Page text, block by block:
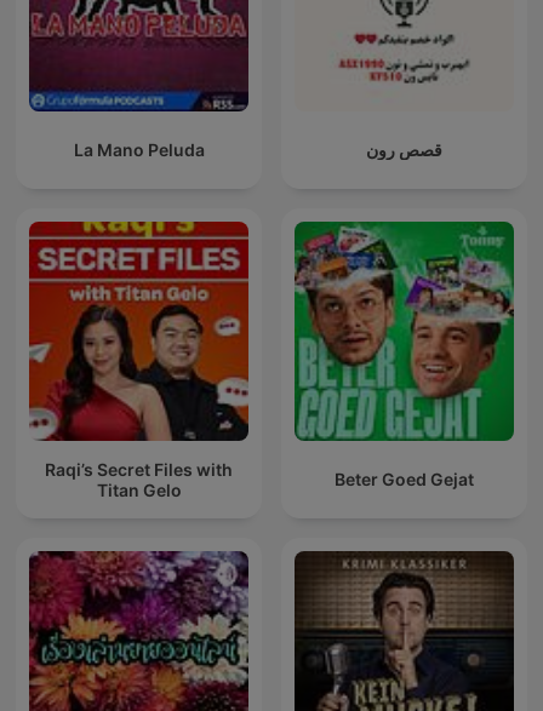
La Mano Peluda قصص رون
Raqi’s Secret Files with
Titan Gelo
Beter Goed Gejat